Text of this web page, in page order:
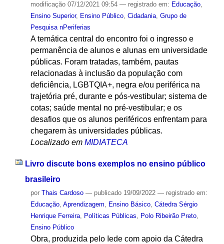
modificação07/12/2021 09:54 — registrado em: Educação,
Ensino Superior, Ensino Público, Cidadania, Grupo de
Pesquisa nPeriferias
A temática central do encontro foi o ingresso e
permanência de alunos e alunas em universidade
públicas. Foram tratadas, também, pautas
relacionadas à inclusão da população com
deficiência, LGBTQIA+, negra e/ou periférica na
trajetória pré, durante e pós-vestibular; sistema de
cotas; saúde mental no pré-vestibular; e os
desafios que os alunos periféricos enfrentam para
chegarem às universidades públicas.
Localizado em MIDIATECA
Livro discute bons exemplos no ensino público
brasileiro
por Thais Cardoso — publicado19/09/2022 — registrado em:
Educação, Aprendizagem, Ensino Básico, Cátedra Sérgio
Henrique Ferreira, Políticas Públicas, Polo Ribeirão Preto,
Ensino Público
Obra, produzida pelo Iede com apoio da Cátedra